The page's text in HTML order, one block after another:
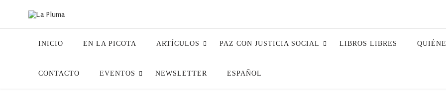
INICIO EN LA PICOTA ARTÍCULOS PAZ CON JUSTICIA SOCIAL LIBROS LIBRES
CONTACTO EVENTOS NEWSLETTER ESPAÑOL